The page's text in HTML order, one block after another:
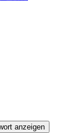
anzeigen